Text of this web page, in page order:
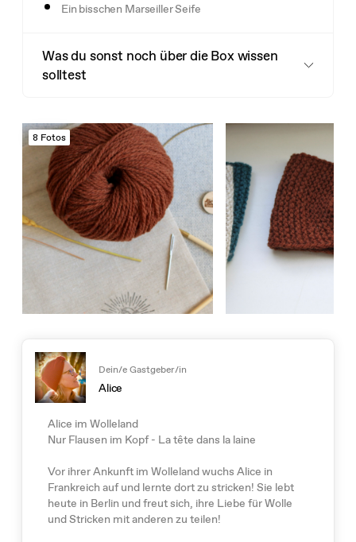
Ein bisschen Marseiller Seife
Was du sonst noch über die Box wissen
solltest
8 Fotos
Dein/e Gastgeber/in
Alice
Alice im Wolleland
Nur Flausen im Kopf - La tête dans la laine
Vor ihrer Ankunft im Wolleland wuchs Alice in
Frankreich auf und lernte dort zu stricken! Sie lebt
heute in Berlin und freut sich, ihre Liebe für Wolle
und Stricken mit anderen zu teilen!